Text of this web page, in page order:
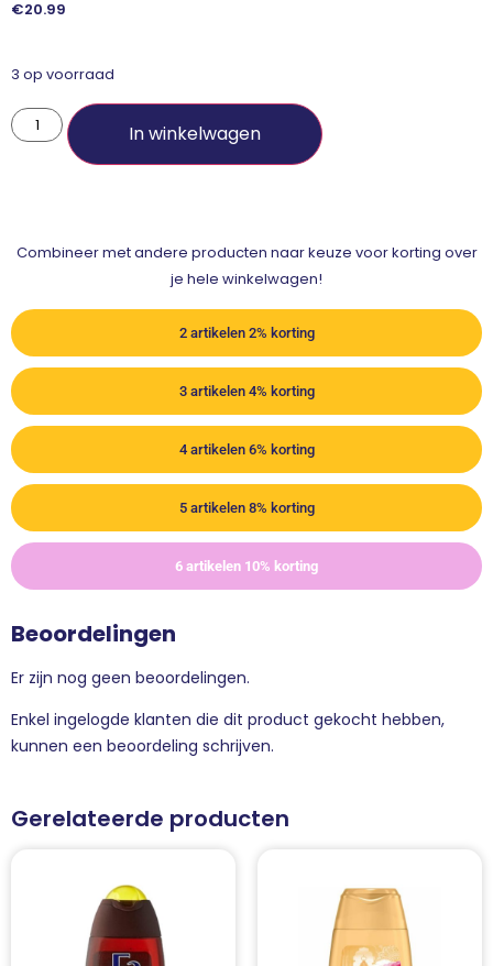
€20.99
3 op voorraad
In winkelwagen
Combineer met andere producten naar keuze voor korting over
je hele winkelwagen!
2 artikelen 2% korting
3 artikelen 4% korting
4 artikelen 6% korting
5 artikelen 8% korting
6 artikelen 10% korting
Beoordelingen
Er zijn nog geen beoordelingen.
Enkel ingelogde klanten die dit product gekocht hebben,
kunnen een beoordeling schrijven.
Gerelateerde producten